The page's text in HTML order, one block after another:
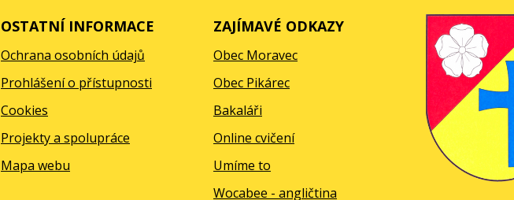
OSTATNÍ INFORMACE
Ochrana osobních údajů
Prohlášení o přístupnosti
Cookies
Projekty a spolupráce
Mapa webu
ZAJÍMAVÉ ODKAZY
Obec Moravec
Obec Pikárec
Bakaláři
Online cvičení
Umíme to
Wocabee - angličtina